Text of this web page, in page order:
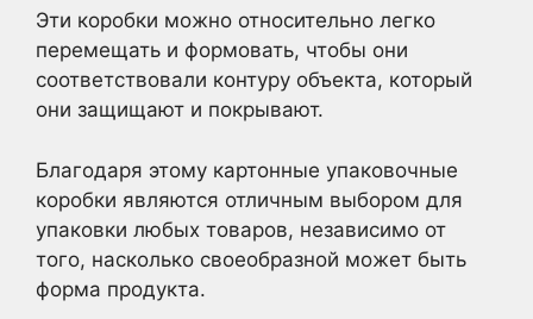
Эти коробки можно относительно легко
перемещать и формовать, чтобы они
соответствовали контуру объекта, который
они защищают и покрывают.
Благодаря этому картонные упаковочные
коробки являются отличным выбором для
упаковки любых товаров, независимо от
того, насколько своеобразной может быть
форма продукта.